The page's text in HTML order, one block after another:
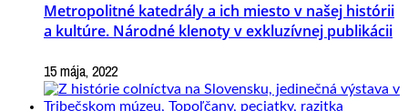
Metropolitné katedrály a ich miesto v našej histórii
a kultúre. Národné klenoty v exkluzívnej publikácii
15 mája, 2022